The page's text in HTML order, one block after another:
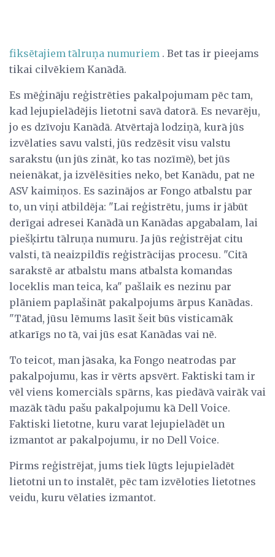
fiksētajiem tālruņa numuriem . Bet tas ir pieejams
tikai cilvēkiem Kanādā.
Es mēģināju reģistrēties pakalpojumam pēc tam,
kad lejupielādējis lietotni savā datorā. Es nevarēju,
jo es dzīvoju Kanādā. Atvērtajā lodziņā, kurā jūs
izvēlaties savu valsti, jūs redzēsit visu valstu
sarakstu (un jūs zināt, ko tas nozīmē), bet jūs
neienākat, ja izvēlēsities neko, bet Kanādu, pat ne
ASV kaimiņos. Es sazinājos ar Fongo atbalstu par
to, un viņi atbildēja: "Lai reģistrētu, jums ir jābūt
derīgai adresei Kanādā un Kanādas apgabalam, lai
piešķirtu tālruņa numuru. Ja jūs reģistrējat citu
valsti, tā neaizpildīs reģistrācijas procesu. "Citā
sarakstē ar atbalstu mans atbalsta komandas
loceklis man teica, ka" pašlaik es nezinu par
plāniem paplašināt pakalpojums ārpus Kanādas.
"Tātad, jūsu lēmums lasīt šeit būs visticamāk
atkarīgs no tā, vai jūs esat Kanādas vai nē.
To teicot, man jāsaka, ka Fongo neatrodas par
pakalpojumu, kas ir vērts apsvērt. Faktiski tam ir
vēl viens komerciāls spārns, kas piedāvā vairāk vai
mazāk tādu pašu pakalpojumu kā Dell Voice.
Faktiski lietotne, kuru varat lejupielādēt un
izmantot ar pakalpojumu, ir no Dell Voice.
Pirms reģistrējat, jums tiek lūgts lejupielādēt
lietotni un to instalēt, pēc tam izvēloties lietotnes
veidu, kuru vēlaties izmantot.